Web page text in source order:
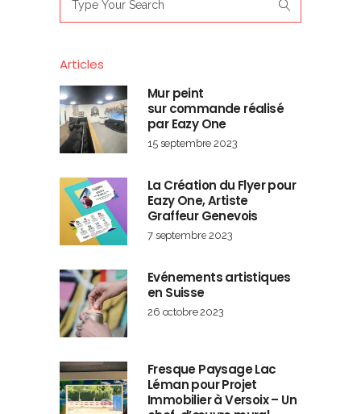
for:
Articles
Mur peint
sur commande réalisé
par Eazy One
15 septembre 2023
La Création du Flyer pour
Eazy One, Artiste
Graffeur Genevois
7 septembre 2023
Evénements artistiques
en Suisse
26 octobre 2023
Fresque Paysage Lac
Léman pour Projet
Immobilier à Versoix – Un